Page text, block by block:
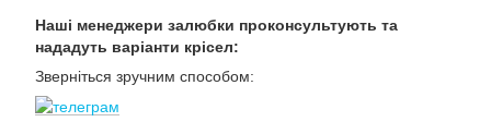
Наші менеджери залюбки проконсультують та
нададуть варіанти крісел:
Зверніться зручним способом: